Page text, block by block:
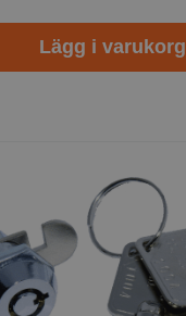
Lägg i varukorg